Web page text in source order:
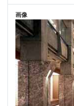
画像